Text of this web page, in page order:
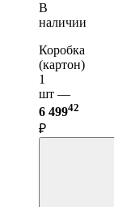
В
наличии
Коробка
(картон)
1
шт —
6 49942
₽